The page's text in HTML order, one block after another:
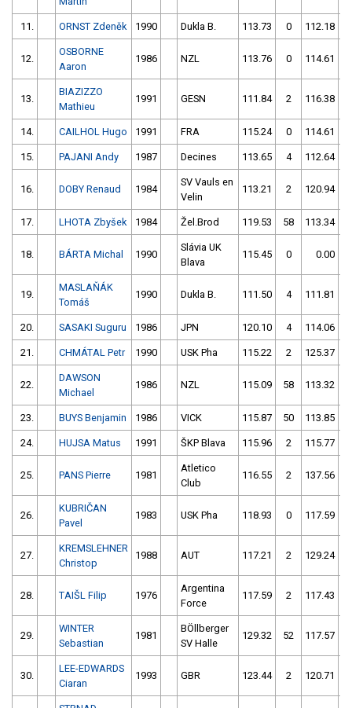
11. ORNST Zdeněk 1990 Dukla B. 113.73 0 112.18
12.
OSBORNE
Aaron
1986 NZL 113.76 0 114.61
13.
BIAZIZZO
Mathieu
1991 GESN 111.84 2 116.38
14. CAILHOL Hugo 1991 FRA 115.24 0 114.61
15. PAJANI Andy 1987 Decines 113.65 4 112.64
16. DOBY Renaud 1984
SV Vauls en
Velin
113.21 2 120.94
17. LHOTA Zbyšek 1984 Žel.Brod 119.53 58 113.34
18. BÁRTA Michal 1990
Slávia UK
Blava
115.45 0 0.00
19.
MASLAŇÁK
Tomáš
1990 Dukla B. 111.50 4 111.81
20. SASAKI Suguru 1986 JPN 120.10 4 114.06
21. CHMÁTAL Petr 1990 USK Pha 115.22 2 125.37
22.
DAWSON
Michael
1986 NZL 115.09 58 113.32
23. BUYS Benjamin 1986 VICK 115.87 50 113.85
24. HUJSA Matus 1991 ŠKP Blava 115.96 2 115.77
25. PANS Pierre 1981
Atletico
Club
116.55 2 137.56
26.
KUBRIČAN
Pavel
1983 USK Pha 118.93 0 117.59
27.
KREMSLEHNER
Christop
1988 AUT 117.21 2 129.24
28. TAIŠL Filip 1976
Argentina
Force
117.59 2 117.43
29.
WINTER
Sebastian
1981
BÖllberger
SV Halle
129.32 52 117.57
30.
LEE-EDWARDS
Ciaran
1993 GBR 123.44 2 120.71